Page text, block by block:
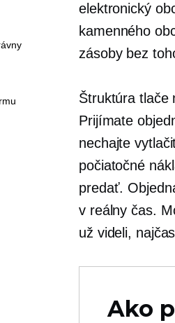
elektronický
kamenného
zásoby bez
Štruktúra tlače
Prijímate
nechajte
počiatočné
predať.
v reálny čas.
už videli,
Ako